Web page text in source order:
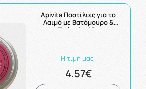
Apivita Παστίλιες για το
Λαιμό με Βατόμουρο &
Πρόπολη 45g
Η τιμή μας:
4.57€